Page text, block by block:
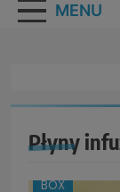
MENU
Płyny
BOX